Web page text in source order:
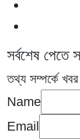
সর্বশেষ পেতে
তথ্য সম্পর্কে খবর
Name
Email